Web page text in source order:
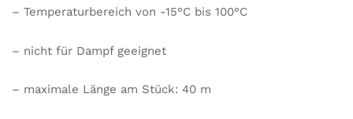
– Temperaturbereich von -15°C bis 100°C
– nicht für Dampf geeignet
– maximale Länge am Stück: 40 m